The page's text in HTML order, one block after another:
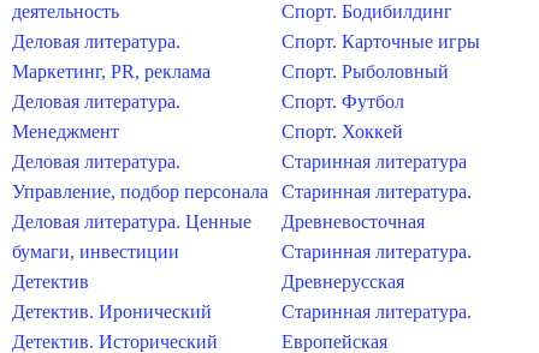
деятельность
Деловая литература.
Маркетинг, PR, реклама
Деловая литература.
Менеджмент
Деловая литература.
Управление, подбор персонала
Деловая литература. Ценные
бумаги, инвестиции
Детектив
Детектив. Иронический
Детектив. Исторический
Спорт. Бодибилдинг
Спорт. Карточные игры
Спорт. Рыболовный
Спорт. Футбол
Спорт. Хоккей
Старинная литература
Старинная литература.
Древневосточная
Старинная литература.
Древнерусская
Старинная литература.
Европейская